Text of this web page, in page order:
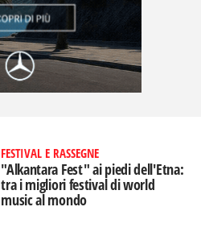
FESTIVAL E RASSEGNE
"Alkantara Fest" ai piedi dell'Etna:
tra i migliori festival di world
music al mondo